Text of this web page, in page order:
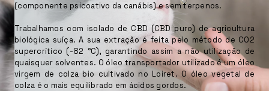
(componente psicoativo da canábis) e sem terpenos.
Trabalhamos com isolado de CBD (CBD puro) de agricultura
biológica suíça. A sua extração é feita pelo método de CO2
supercrítico (-82 °C), garantindo assim a não utilização de
quaisquer solventes. O óleo transportador utilizado é um óleo
virgem de colza bio cultivado no Loiret. O óleo vegetal de
colza é o mais equilibrado em ácidos gordos.